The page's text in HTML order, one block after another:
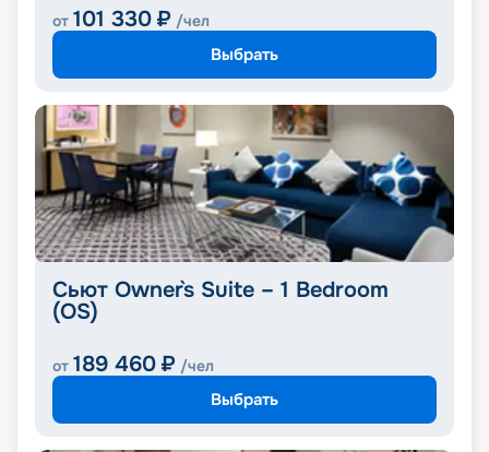
от 101 330 ₽ /чел
Выбрать
Сьют Owner`s Suite – 1 Bedroom
(OS)
от 189 460 ₽ /чел
Выбрать